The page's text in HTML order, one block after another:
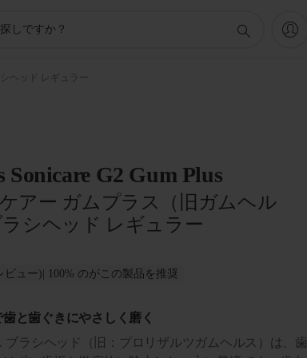
ヘッド レギュラー
Sonicare G2 Gum Plus
アー ガムプラス（旧ガムヘル
ラシヘッド レギュラー
ビュー) | 100% のがこの製品を推奨
と歯ぐきにやさしく磨く
ブラシヘッド（旧：プロリザルツガムヘルス）は、歯